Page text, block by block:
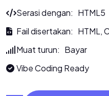
Serasi dengan: HTML5
Fail disertakan: HTML,
Muat turun: Bayar
Vibe Coding Ready